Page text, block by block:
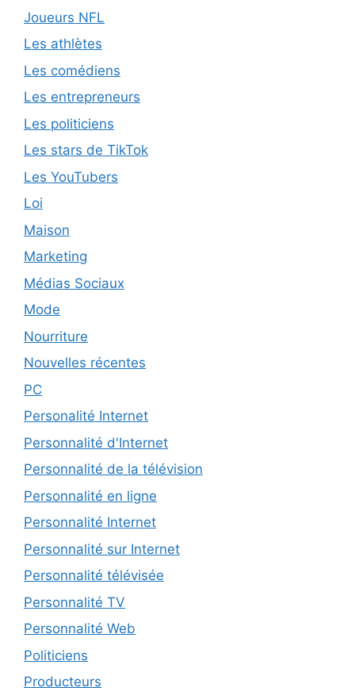
Joueurs NFL
Les athlètes
Les comédiens
Les entrepreneurs
Les politiciens
Les stars de TikTok
Les YouTubers
Loi
Maison
Marketing
Médias Sociaux
Mode
Nourriture
Nouvelles récentes
PC
Personalité Internet
Personnalité d'Internet
Personnalité de la télévision
Personnalité en ligne
Personnalité Internet
Personnalité sur Internet
Personnalité télévisée
Personnalité TV
Personnalité Web
Politiciens
Producteurs